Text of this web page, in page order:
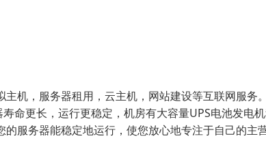
机，服务器租用，云主机，网站建设等互联网服
命更长，运行更稳定，机房有大容量UPS电池发电
服务器能稳定地运行，使您放心地专注于自己的